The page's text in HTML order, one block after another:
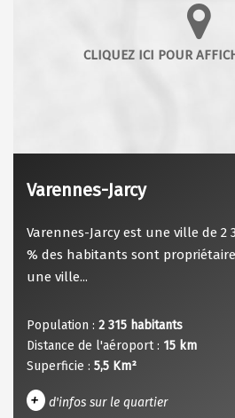
Varennes-Jarcy
Varennes-Jarcy est une ville de
% des habitants sont
une ville...
Population : 2 315 habitants
Distance de l'aéroport : 15 km
Superficie : 5,5 Km²
+ d'infos sur le quartier